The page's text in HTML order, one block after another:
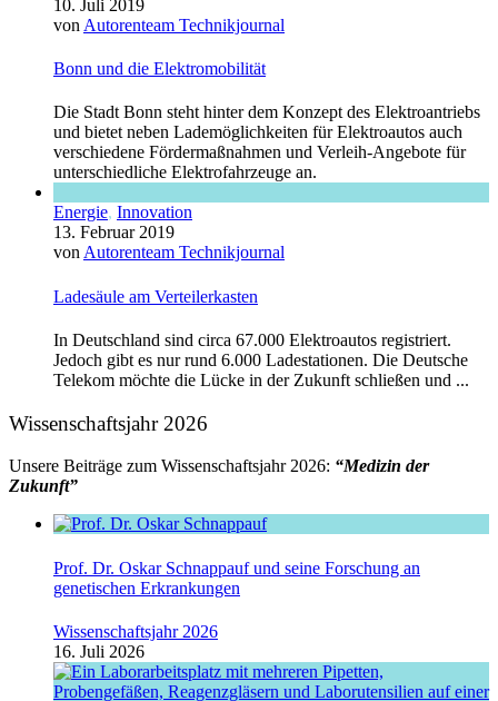
10. Juli 2019
von Autorenteam Technikjournal
Bonn und die Elektromobilität
Die Stadt Bonn steht hinter dem Konzept des Elektroantriebs
und bietet neben Lademöglichkeiten für Elektroautos auch
verschiedene Fördermaßnahmen und Verleih-Angebote für
unterschiedliche Elektrofahrzeuge an.
Energie, Innovation
13. Februar 2019
vonAutorenteam Technikjournal
Ladesäule am Verteilerkasten
In Deutschland sind circa 67.000 Elektroautos registriert.
Jedoch gibt es nur rund 6.000 Ladestationen. Die Deutsche
Telekom möchte die Lücke in der Zukunft schließen und ...
Wissenschaftsjahr 2026
Unsere Beiträge zum Wissenschaftsjahr 2026: “Medizin der
Zukunft”
Prof. Dr. Oskar Schnappauf und seine Forschung an
genetischen Erkrankungen
Wissenschaftsjahr 2026
16. Juli 2026